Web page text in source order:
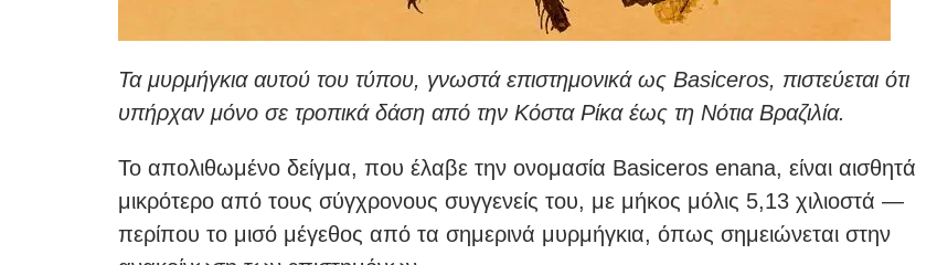
Τα μυρμήγκια αυτού του τύπου, γνωστά επιστημονικά ως Basiceros, πιστεύεται ότι
υπήρχαν μόνο σε τροπικά δάση από την Κόστα Ρίκα έως τη Νότια Βραζιλία.
Το απολιθωμένο δείγμα, που έλαβε την ονομασία Basiceros enana, είναι αισθητά
μικρότερο από τους σύγχρονους συγγενείς του, με μήκος μόλις 5,13 χιλιοστά —
περίπου το μισό μέγεθος από τα σημερινά μυρμήγκια, όπως σημειώνεται στην